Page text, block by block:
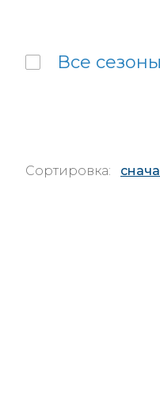
Все сезоны
Сортировка: